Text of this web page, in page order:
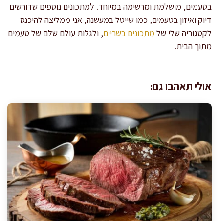
בטעמים, מושלמת ומרשימה במיוחד. למתכונים נוספים שדורשים
דיוק ואיזון בטעמים, כמו שייטל במעשנה, אני ממליצה להיכנס
לקטגוריה שלי של מתכונים בשריים, ולגלות עולם שלם של טעמים
מתוך הבית.
אולי תאהבו גם: